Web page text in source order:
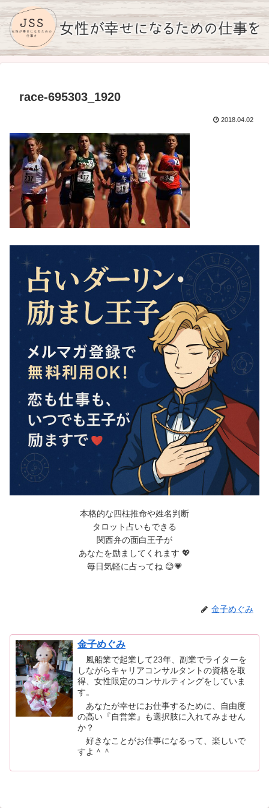
race-695303_1920
2018.04.02
本格的な四柱推命や姓名判断
タロット占いもできる
関西弁の面白王子が
あなたを励ましてくれます 💖
毎日気軽に占ってね 😊💗
金子めぐみ
金子めぐみ
風船業で起業して23年、副業でライターを
しながらキャリアコンサルタントの資格を取
得、女性限定のコンサルティングをしていま
す。
あなたが幸せにお仕事するために、自由度
の高い『自営業』も選択肢に入れてみません
か？
好きなことがお仕事になるって、楽しいで
すよ＾＾